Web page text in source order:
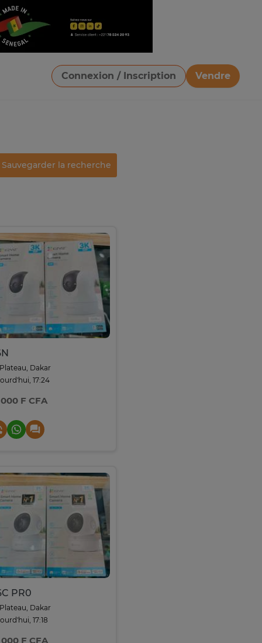
Connexion / Inscription
Vendre
Télécharger une image
Sauvegarder la recherche
Dakar
17:24
F CFA
PR0
Dakar
17:18
F CFA